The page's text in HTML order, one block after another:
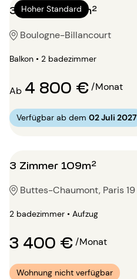
Hoher Standard
3 Zimmer 150m²
Boulogne-Billancourt
Balkon • 2 badezimmer
Ab 4 800 €/Monat
Verfügbar ab dem 02 Juli 2027
3 Zimmer 109m²
Buttes-Chaumont, Paris 19
2 badezimmer • Aufzug
3 400 €/Monat
Wohnung nicht verfügbar